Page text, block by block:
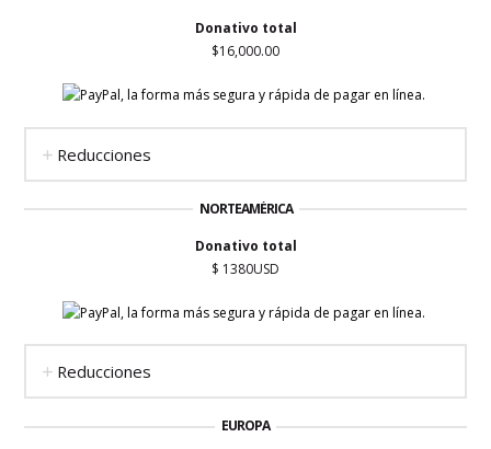
Donativo total
$16,000.00
Reducciones
NORTEAMÉRICA
Donativo total
$ 1380USD
Reducciones
EUROPA